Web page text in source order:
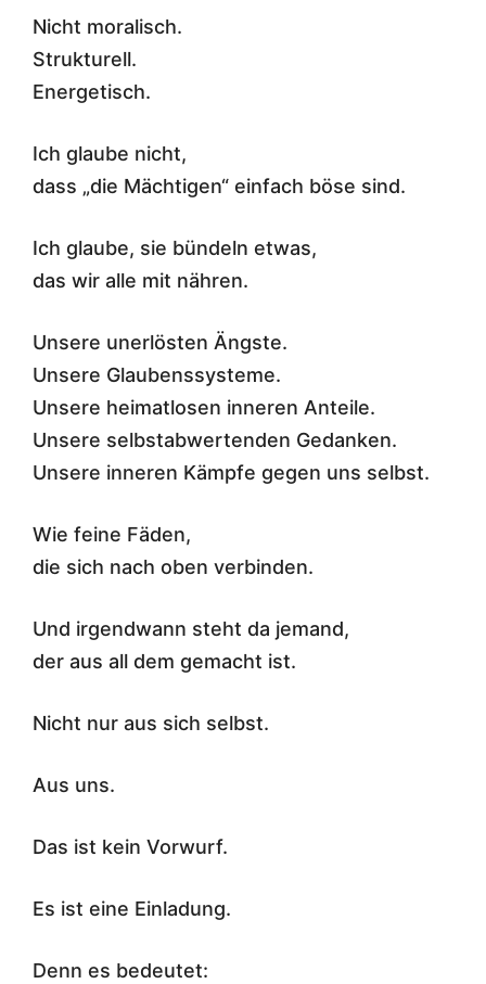
Nicht moralisch.
Strukturell.
Energetisch.
Ich glaube nicht,
dass „die Mächtigen“ einfach böse sind.
Ich glaube, sie bündeln etwas,
das wir alle mit nähren.
Unsere unerlösten Ängste.
Unsere Glaubenssysteme.
Unsere heimatlosen inneren Anteile.
Unsere selbstabwertenden Gedanken.
Unsere inneren Kämpfe gegen uns selbst.
Wie feine Fäden,
die sich nach oben verbinden.
Und irgendwann steht da jemand,
der aus all dem gemacht ist.
Nicht nur aus sich selbst.
Aus uns.
Das ist kein Vorwurf.
Es ist eine Einladung.
Denn es bedeutet: